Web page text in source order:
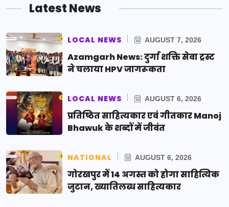
Latest News
LOCAL NEWS AUGUST 7, 2026
Azamgarh News: दुर्गा शक्ति सेवा ट्रस्ट
ने चलाया HPV जागरूकता
LOCAL NEWS AUGUST 6, 2026
प्रतिष्ठित साहित्यकार एवं गीतकार Manoj
Bhawuk के शब्दों में जीवंत
NATIONAL AUGUST 6, 2026
गोरखपुर में 14 अगस्त को होगा साहित्यिक
जुटान, ख्यातिलब्ध साहित्यकार